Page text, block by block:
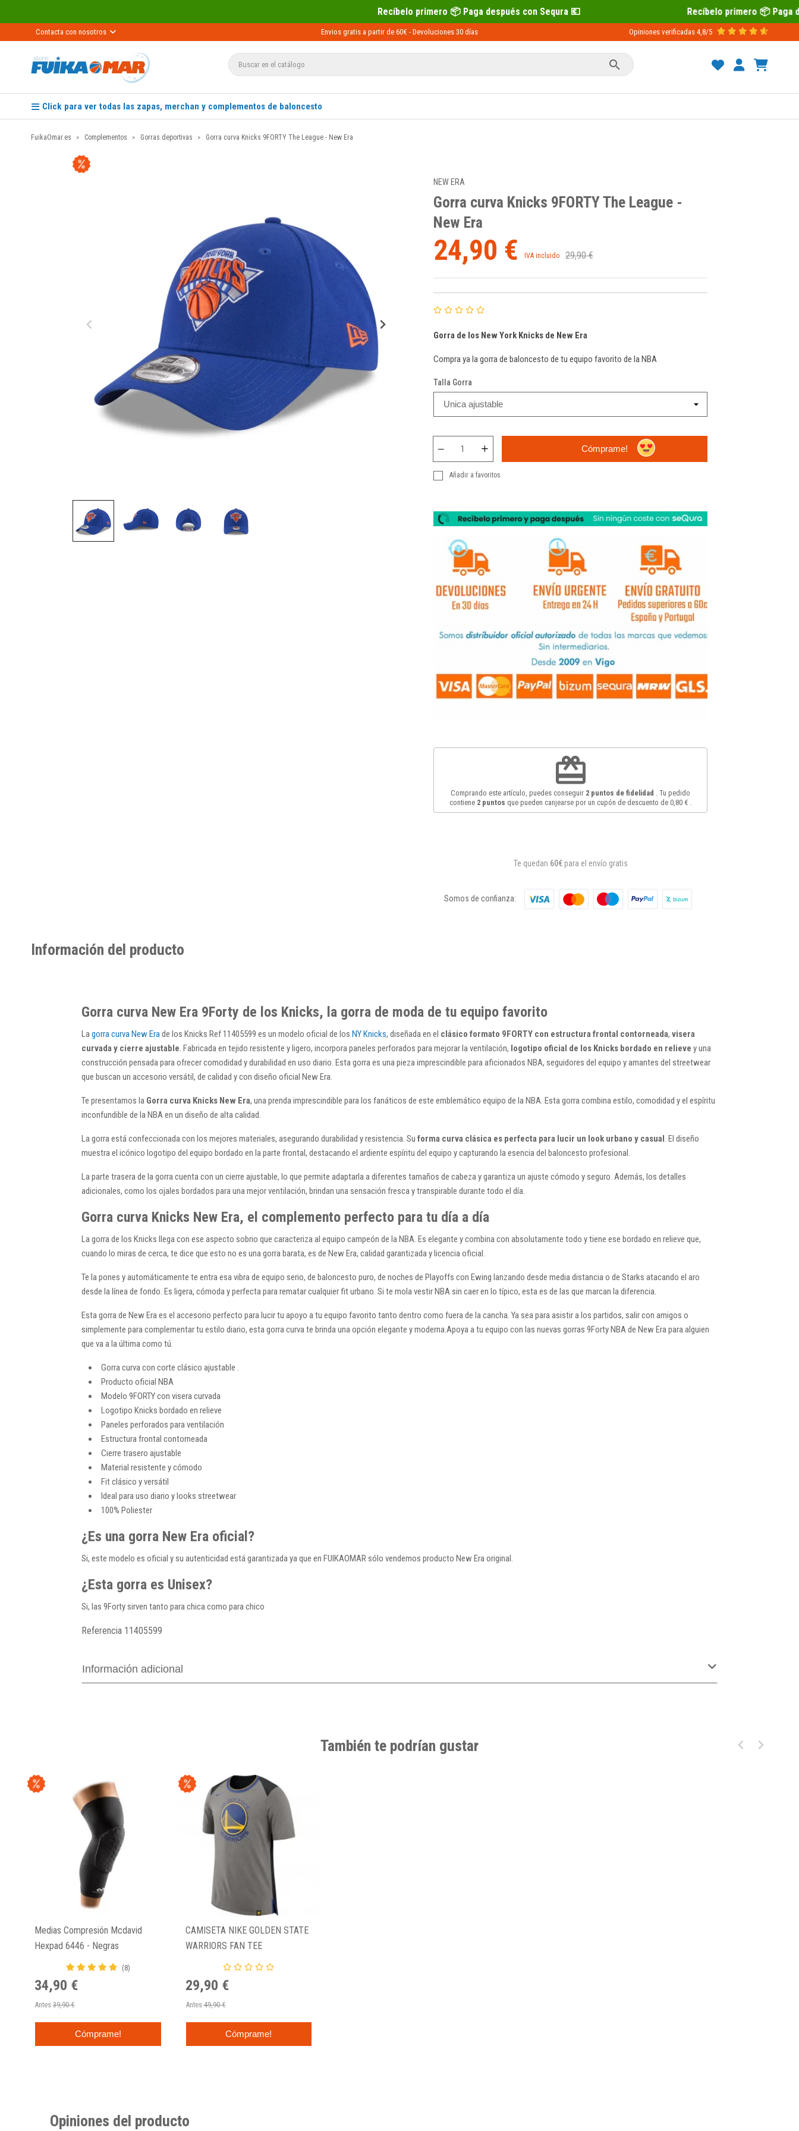
Recíbelo primero 📦 Paga después con Sequra 💶 Recíbelo primero 📦 Paga después con
Contacta con nosotros Envios gratis a partir de 60€ - Devoluciones 30 días Opiniones verificadas 4,8/5

Click para ver todas las zapas, merchan y complementos de baloncesto
FuikaOmar.es Complementos Gorras deportivas Gorra curva Knicks 9FORTY The League - New Era
NEW ERA
Gorra curva Knicks 9FORTY The League -
New Era
24,90 € IVA incluido 29,90 €
Gorra de los New York Knicks de New Era
Compra ya la gorra de baloncesto de tu equipo favorito de la NBA
Talla Gorra
Cómprame!
Añadir a favoritos
redeem
Comprando este artículo, puedes conseguir 2 puntos de fidelidad . Tu pedido
contiene 2puntos que pueden canjearse por un cupón de descuento de 0,80 €
Te quedan 60€para el envío gratis
Somos de confianza:
Información del producto
Gorra curva New Era 9Forty de los Knicks, la gorra de moda de tu equipo favorito
Lagorra curva New Erade los Knicks Ref 11405599 es un modelo oficial de los NY Knicks, diseñada en el clásico formato 9FORTY con estructura frontal contorneada, visera
curvada y cierre ajustable. Fabricada en tejido resistente y ligero, incorpora paneles perforados para mejorar la ventilación, logotipo oficial de los Knicks bordado en relieve y una
construcción pensada para ofrecer comodidad y durabilidad en uso diario. Esta gorra es una pieza imprescindible para aficionados NBA, seguidores del equipo y amantes del streetwear
que buscan un accesorio versátil, de calidad y con diseño oficial New Era.
Te presentamos la Gorra curva Knicks New Era, una prenda imprescindible para los fanáticos de este emblemático equipo de la NBA. Esta gorra combina estilo, comodidad y el espíritu
inconfundible de la NBA en un diseño de alta calidad.
La gorra está confeccionada con los mejores materiales, asegurando durabilidad y resistencia. Su forma curva clásica es perfecta para lucir un look urbano y casual. El diseño
muestra el icónico logotipo del equipo bordado en la parte frontal, destacando el ardiente espíritu del equipo y capturando la esencia del baloncesto profesional.
La parte trasera de la gorra cuenta con un cierre ajustable, lo que permite adaptarla a diferentes tamaños de cabeza y garantiza un ajuste cómodo y seguro. Además, los detalles
adicionales, como los ojales bordados para una mejor ventilación, brindan una sensación fresca y transpirable durante todo el día.
Gorra curva Knicks New Era, el complemento perfecto para tu día a día
La gorra de los Knicks llega con ese aspecto sobrio que caracteriza al equipo campeón de la NBA. Es elegante y combina con absolutamente todo y tiene ese bordado en relieve que,
cuando lo miras de cerca, te dice que esto no es una gorra barata, es de New Era, calidad garantizada y licencia oficial.
Te la pones y automáticamente te entra esa vibra de equipo serio, de baloncesto puro, de noches de Playoffs con Ewing lanzando desde media distancia o de Starks atacando el aro
desde la línea de fondo. Es ligera, cómoda y perfecta para rematar cualquier fit urbano. Si te mola vestir NBA sin caer en lo típico, esta es de las que marcan la diferencia.
Esta gorra de New Era es el accesorio perfecto para lucir tu apoyo a tu equipo favorito tanto dentro como fuera de la cancha. Ya sea para asistir a los partidos, salir con amigos o
simplemente para complementar tu estilo diario, esta gorra curva te brinda una opción elegante y moderna.Apoya a tu equipo con las nuevas gorras 9Forty NBA de New Era para alguien
que va a la última como tú.
Gorra curva con corte clásico ajustable .
Producto oficial NBA
Modelo 9FORTY con visera curvada
Logotipo Knicks bordado en relieve
Paneles perforados para ventilación
Estructura frontal contorneada
Cierre trasero ajustable
Material resistente y cómodo
Fit clásico y versátil
Ideal para uso diario y looks streetwear
100% Poliester
¿Es una gorra New Era oficial?
Si, este modelo es oficial y su autenticidad está garantizada ya que en FUIKAOMAR sólo vendemos producto New Era original.
¿Esta gorra es Unisex?
Si, las 9Forty sirven tanto para chica como para chico
Referencia 11405599
Información adicional
También te podrían gustar
Medias Compresión Mcdavid
Hexpad 6446 - Negras
(8)
34,90 €
Antes 39,90 €
Cómprame!
CAMISETA NIKE GOLDEN STATE
WARRIORS FAN TEE
29,90 €
Antes 49,90 €
Cómprame!
Opiniones del producto